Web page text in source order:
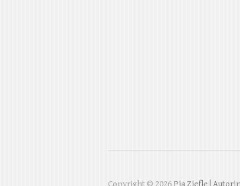
Copyright © 2026 Pia Ziefle | Autorin